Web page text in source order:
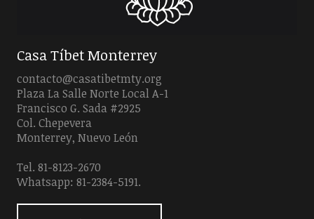
Casa Tíbet Monterrey
contacto@casatibetmty.org
Plaza La Salle Norte Local A-1
Francisco G. Sada #2925
Col. Chepevera
Monterrey, Nuevo León
Tel. 81-8123-2670
Whatsapp: 81-2384-5191.